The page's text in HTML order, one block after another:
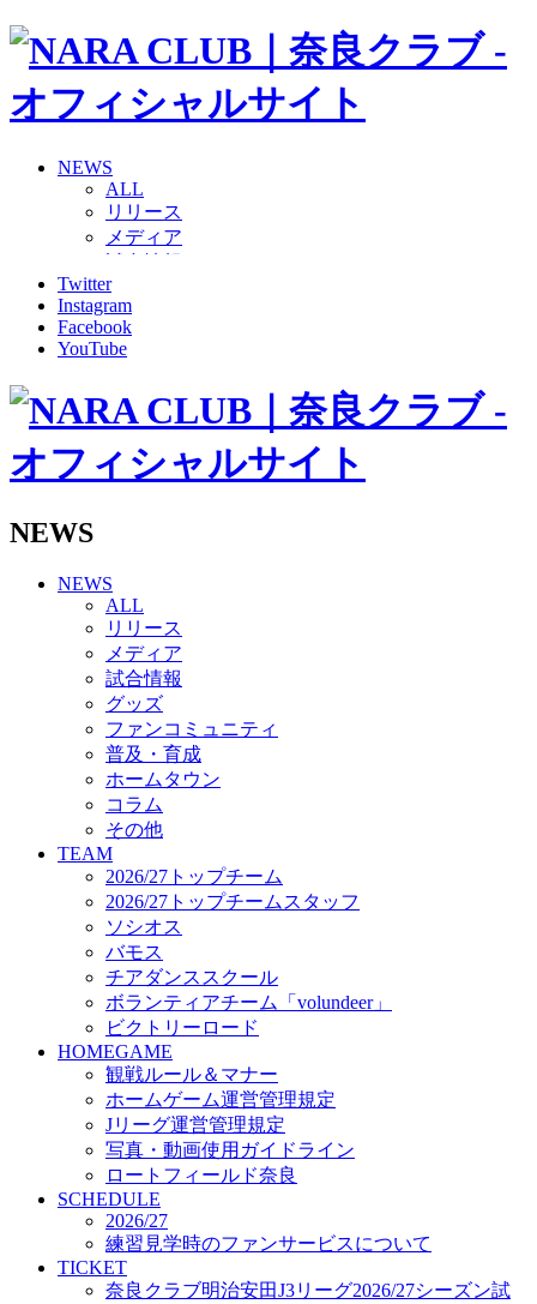
NEWS
ALL
リリース
メディア
グッズ
ファンコミュニティ
普及・育成
ホームタウン
その他
2026/27トップチーム
2026/27トップチームスタッフ
ボランティアチーム「volundeer」
ビクトリーロード
HOMEGAME
観戦ルール＆マナー
ホームゲーム運営管理規定
Jリーグ運営管理規定
写真・動画使用ガイドライン
ロートフィールド奈良
SCHEDULE
2026/27
練習見学時のファンサービスについて
TICKET
奈良クラブ明治安田J3リーグ2026/27シーズン試
合観戦チケット
奈良クラブ明治安田Ｊ3リーグ 2026/27シーズン
「鹿パス」
観戦ルール＆マナー
FANCOMMUNITY
2026/27ファンコミュニティ
サポートショップ
GOODS
オフィシャルストア（実店舗）
オンラインストア
ACADEMY
アカデミーについて
プロジェクト
コーチ&スタッフ
ジュニア
ジュニアユース
ユース
Twitter
Instagram
Facebook
YouTube
NEWS
NEWS
ALL
リリース
メディア
試合情報
グッズ
ファンコミュニティ
普及・育成
ホームタウン
コラム
その他
TEAM
2026/27トップチーム
2026/27トップチームスタッフ
ソシオス
バモス
チアダンススクール
ボランティアチーム「volundeer」
ビクトリーロード
HOMEGAME
観戦ルール＆マナー
ホームゲーム運営管理規定
Jリーグ運営管理規定
写真・動画使用ガイドライン
ロートフィールド奈良
SCHEDULE
2026/27
練習見学時のファンサービスについて
TICKET
奈良クラブ明治安田J3リーグ2026/27シーズン試